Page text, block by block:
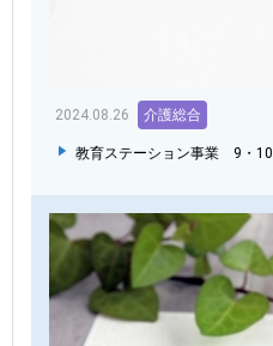
2024.08.26 介護総合
教育ステーション事業 9・10